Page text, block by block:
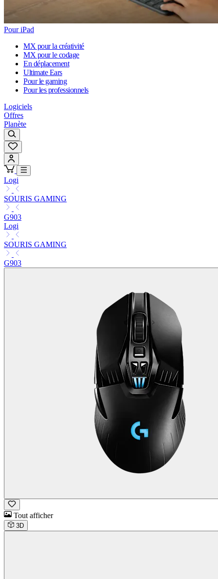
Pour iPad
MX pour la créativité
MX pour le codage
En déplacement
Ultimate Ears
Pour le gaming
Pour les professionnels
Logiciels
Offres
Planète
Logi
SOURIS GAMING
G903
Logi
SOURIS GAMING
G903
Tout afficher
3D